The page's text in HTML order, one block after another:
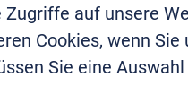
auf unsere
Cookies, wenn
Sie eine